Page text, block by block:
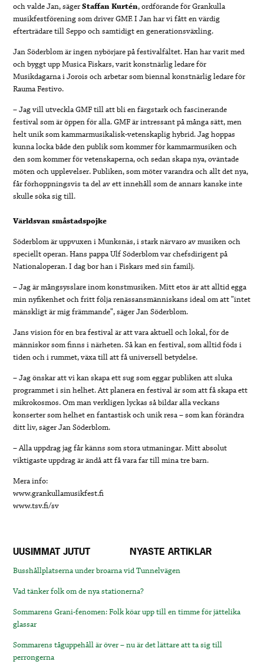
och valde Jan, sägerStaffan Kurtén, ordförande för Grankulla
musikfestförening som driver GMF. I Jan har vi fått en värdig
efterträdare till Seppo och samtidigt en generationsväxling.
Jan Söderblom är ingen nybörjare på festivalfältet. Han har varit med
och byggt upp Musica Fiskars, varit konstnärlig ledare för
Musikdagarna i Jorois och arbetar som biennal konstnärlig ledare för
Rauma Festivo.
– Jag vill utveckla GMF till att bli en färgstark och fascinerande
festival som är öppen för alla. GMF är intressant på många sätt, men
helt unik som kammarmusikalisk-vetenskaplig hybrid. Jag hoppas
kunna locka både den publik som kommer för kammarmusiken och
den som kommer för vetenskaperna, och sedan skapa nya, oväntade
möten och upplevelser. Publiken, som möter varandra och allt det nya,
får förhoppningsvis ta del av ett innehåll som de annars kanske inte
skulle söka sig till.
Världsvan småstadspojke
Söderblom är uppvuxen i Munksnäs, i stark närvaro av musiken och
speciellt operan. Hans pappa Ulf Söderblom var chefsdirigent på
Nationaloperan. I dag bor han i Fiskars med sin familj.
– Jag är mångsysslare inom konstmusiken. Mitt etos är att alltid egga
min nyfikenhet och fritt följa renässansmänniskans ideal om att ”intet
mänskligt är mig främmande”, säger Jan Söderblom.
Jans vision för en bra festival är att vara aktuell och lokal, för de
människor som finns i närheten. Så kan en festival, som alltid föds i
tiden och i rummet, växa till att få universell betydelse.
– Jag önskar att vi kan skapa ett sug som eggar publiken att sluka
programmet i sin helhet. Att planera en festival är som att få skapa ett
mikrokosmos. Om man verkligen lyckas så bildar alla veckans
konserter som helhet en fantastisk och unik resa – som kan förändra
ditt liv, säger Jan Söderblom.
– Alla uppdrag jag får känns som stora utmaningar. Mitt absolut
viktigaste uppdrag är ändå att få vara far till mina tre barn.
Mera info:
www.grankullamusikfest.fi
www.tsv.fi/sv
UUSIMMAT JUTUT NYASTE ARTIKLAR
Busshållplatserna under broarna vid Tunnelvägen
Vad tänker folk om de nya stationerna?
Sommarens Grani-fenomen: Folk köar upp till en timme för jättelika
glassar
Sommarens tåguppehåll är över – nu är det lättare att ta sig till
perrongerna